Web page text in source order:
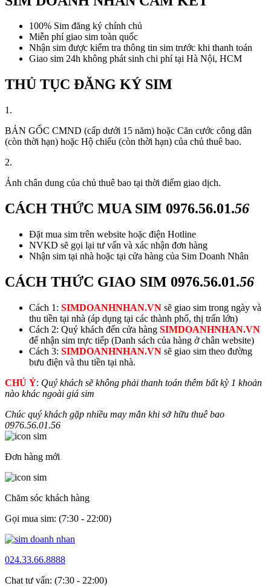
100% Sim đăng ký chính chủ
Miễn phí giao sim toàn quốc
Nhận sim được kiểm tra thông tin sim trước khi thanh toán
Giao sim 24h không phát sinh chi phí tại Hà Nội, HCM
THỦ TỤC ĐĂNG KÝ SIM
1.
BẢN GỐC CMND (cấp dưới 15 năm) hoặc Căn cước công dân
(còn thời hạn) hoặc Hộ chiếu (còn thời hạn) của chủ thuê bao.
2.
Ảnh chân dung của chủ thuê bao tại thời điểm giao dịch.
CÁCH THỨC MUA SIM 0976.56.01.56
Đặt mua sim trên website hoặc điện Hotline
NVKD sẽ gọi lại tư vấn và xác nhận đơn hàng
Nhận sim tại nhà hoặc tại cửa hàng của Sim Doanh Nhân
CÁCH THỨC GIAO SIM 0976.56.01.56
Cách 1: SIMDOANHNHAN.VN sẽ giao sim trong ngày và
thu tiền tại nhà (áp dụng tại các thành phố, thị trấn lớn)
Cách 2: Quý khách đến cửa hàng SIMDOANHNHAN.VN
để nhận sim trực tiếp (Danh sách của hàng ở chân website)
Cách 3: SIMDOANHNHAN.VN sẽ giao sim theo đường
bưu điện và thu tiền tại nhà.
CHÚ Ý: Quý khách sẽ không phải thanh toán thêm bất kỳ 1 khoản
nào khác ngoài giá sim
Chúc quý khách gặp nhiều may mắn khi sở hữu thuê bao
0976.56.01.56
Đơn hàng mới
Chăm sóc khách hàng
Gọi mua sim: (7:30 - 22:00)
024.33.66.8888
Chat tư vấn: (7:30 - 22:00)